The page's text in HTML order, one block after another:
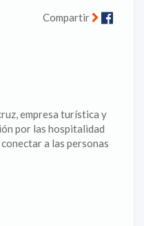
Compartir
empresa turística y
por las hospitalidad
a las personas